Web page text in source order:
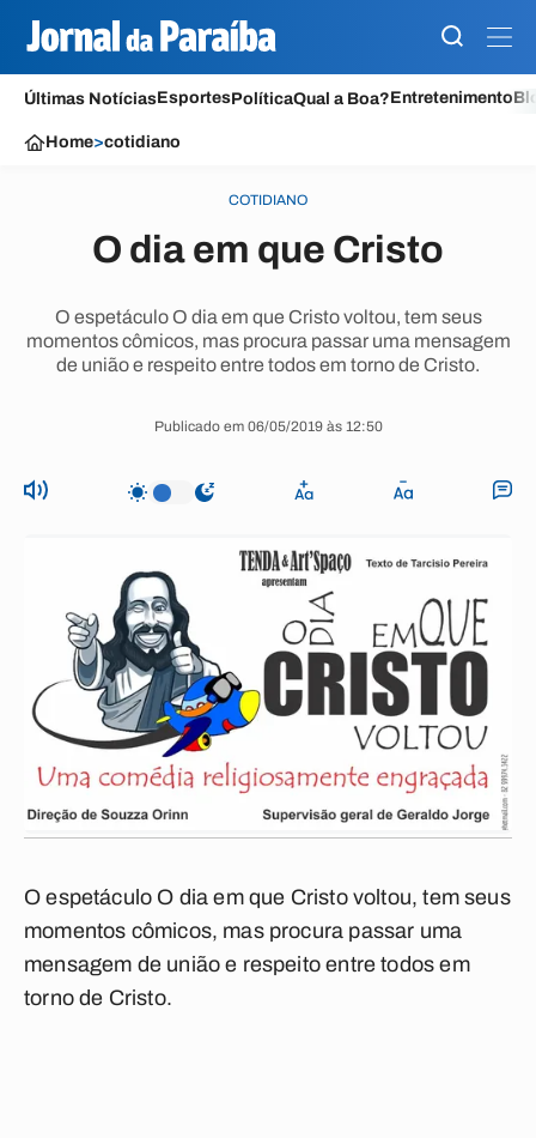
Últimas NotíciasEsportesPolíticaQual a Boa?Entretenimento
Home>cotidiano
COTIDIANO
O dia em que Cristo
O espetáculo O dia em que Cristo voltou, tem seus
momentos cômicos, mas procura passar uma mensagem
de união e respeito entre todos em torno de Cristo.
Publicado em 06/05/2019 às 12:50
O espetáculo O dia em que Cristo voltou, tem seus
momentos cômicos, mas procura passar uma
mensagem de união e respeito entre todos em
torno de Cristo.